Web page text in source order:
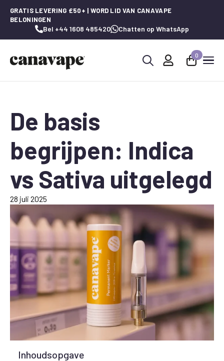
GRATIS LEVERING £50+ | WORD LID VAN CANAVAPE
BELONINGEN
Bel +44 1608 485420 Chatten op WhatsApp
0
De basis
begrijpen: Indica
vs Sativa uitgelegd
28 juli 2025
Inhoudsopgave